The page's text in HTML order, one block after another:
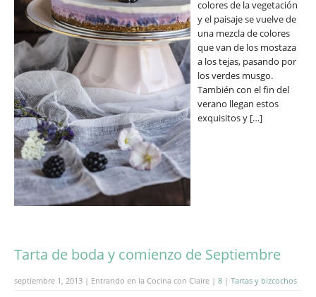
colores de la vegetación
y el paisaje se vuelve de
una mezcla de colores
que van de los mostaza
a los tejas, pasando por
los verdes musgo.
También con el fin del
verano llegan estos
exquisitos y […]
Tarta de boda y comienzo de Septiembre
septiembre 1, 2013 | Entrando en la Cocina con Claire | 8 | Tartas y bizcochos